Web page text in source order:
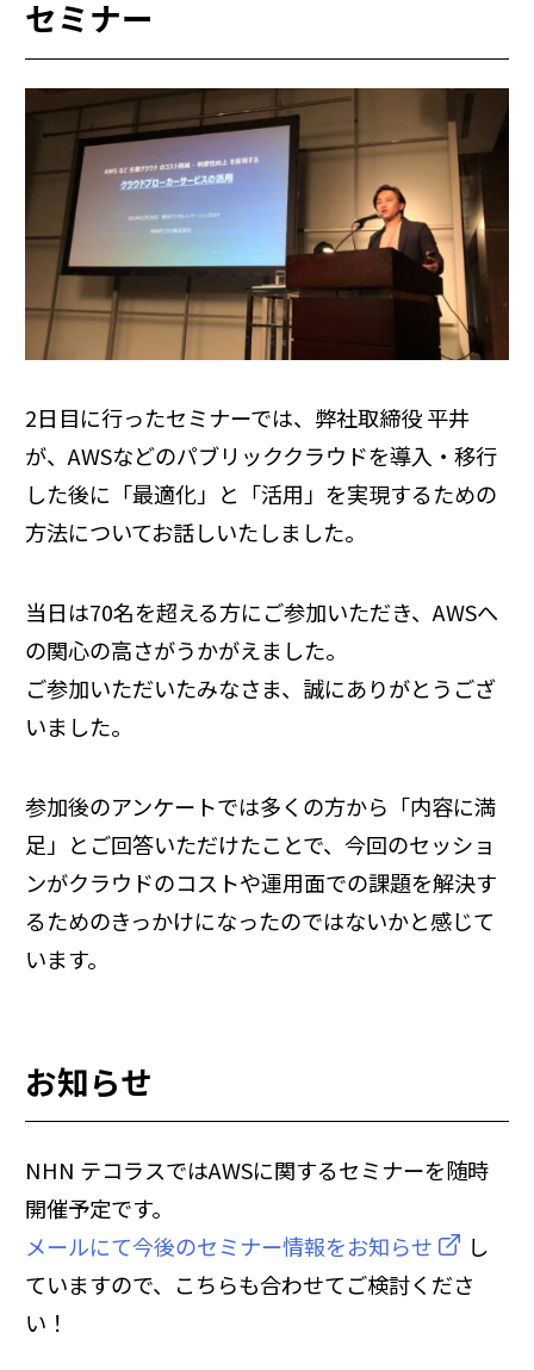
セミナー
2日目に行ったセミナーでは、弊社取締役 平井
が、AWSなどのパブリッククラウドを導入・移行
した後に「最適化」と「活用」を実現するための
方法についてお話しいたしました。
当日は70名を超える方にご参加いただき、AWSへ
の関心の高さがうかがえました。
ご参加いただいたみなさま、誠にありがとうござ
いました。
参加後のアンケートでは多くの方から「内容に満
足」とご回答いただけたことで、今回のセッショ
ンがクラウドのコストや運用面での課題を解決す
るためのきっかけになったのではないかと感じて
います。
お知らせ
NHN テコラスではAWSに関するセミナーを随時
開催予定です。
メールにて今後のセミナー情報をお知らせ
し
ていますので、こちらも合わせてご検討くださ
い！